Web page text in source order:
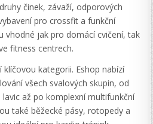
činek, závaží, odporových
pro crossfit a funkční
vhodné jak pro domácí cvičení, tak
fitness centrech.
kategorii. Eshop nabízí
všech svalových skupin, od
až po komplexní multifunkční
také běžecké pásy, rotopedy a